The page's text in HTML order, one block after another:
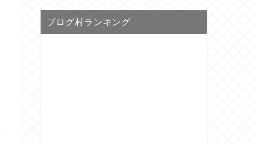
ブログ村ランキング